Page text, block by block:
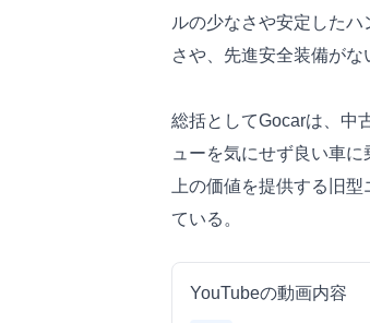
ルの少なさや安定した
さや、先進安全装備がな
総括としてGocarは、中
ューを気にせず良い車
上の価値を提供する旧
ている。
YouTubeの動画内容